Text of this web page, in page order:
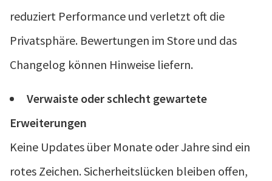
reduziert Performance und verletzt oft die
Privatsphäre. Bewertungen im Store und das
Changelog können Hinweise liefern.
Verwaiste oder schlecht gewartete
Erweiterungen
Keine Updates über Monate oder Jahre sind ein
rotes Zeichen. Sicherheitslücken bleiben offen,